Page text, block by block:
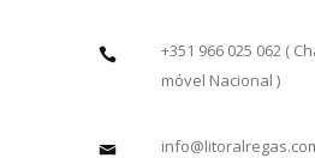
+351 966 025 062 (
móvel Nacional )